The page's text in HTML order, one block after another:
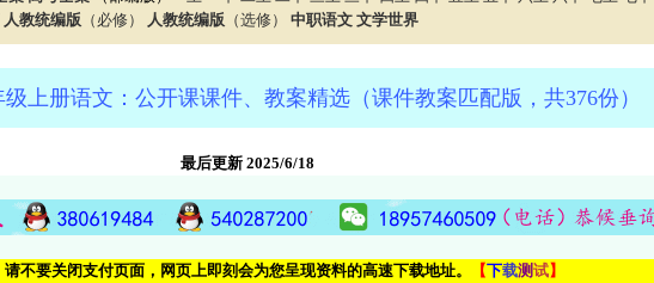
人教统编版 （必修） 人教统编版 （选修） 中职语文 文学世界
级上册语文：公开课课件、教案精选（课件教案匹配版，共376份）
最后更新 2025/6/18
请不要关闭支付页面，网页上即刻会为您呈现资料的高速下载地址。 【下载测试】